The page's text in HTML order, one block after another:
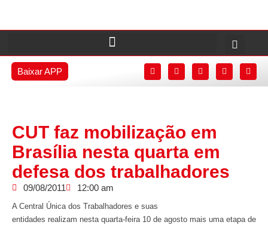
Baixar APP
CUT faz mobilização em
Brasília nesta quarta em
defesa dos trabalhadores
09/08/2011 12:00 am
A Central Única dos Trabalhadores e suas
entidades realizam nesta quarta-feira 10 de agosto mais uma etapa de